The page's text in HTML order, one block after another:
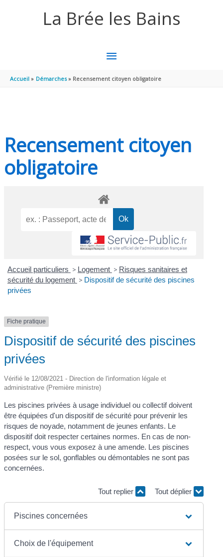
La Brée les Bains
MENU
PRINCIPAL
Accueil Démarches Recensement citoyen obligatoire
Recensement citoyen
obligatoire
Accueil particuliers > Logement > Risques sanitaires et
sécurité du logement > Dispositif de sécurité des piscines
privées
Fiche pratique
Dispositif de sécurité des piscines
privées
Vérifié le 12/08/2021 - Direction de l'information légale et
administrative (Première ministre)
Les piscines privées à usage individuel ou collectif doivent
être équipées d'un dispositif de sécurité pour prévenir les
risques de noyade, notamment de jeunes enfants. Le
dispositif doit respecter certaines normes. En cas de non-
respect, vous vous exposez à une amende. Les piscines
posées sur le sol, gonflables ou démontables ne sont pas
concernées.
Tout replier Tout déplier
Piscines concernées
Choix de l'équipement